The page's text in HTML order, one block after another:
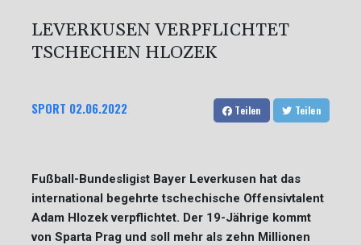
LEVERKUSEN VERPFLICHTET
TSCHECHEN HLOZEK
SPORT 02.06.2022 Teilen Teilen
Fußball-Bundesligist Bayer Leverkusen hat das
international begehrte tschechische Offensivtalent
Adam Hlozek verpflichtet. Der 19-Jährige kommt
von Sparta Prag und soll mehr als zehn Millionen